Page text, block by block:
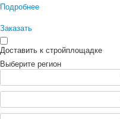
Подробнее
Заказать
Доставить к стройплощадке
Выберите регион